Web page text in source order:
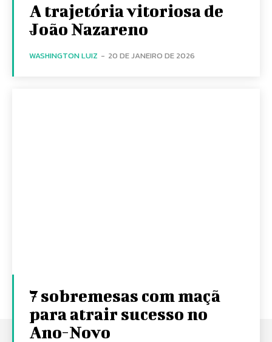
A trajetória vitoriosa de
João Nazareno
WASHINGTON LUIZ - 20 DE JANEIRO DE 2026
7 sobremesas com maçã
para atrair sucesso no
Ano-Novo